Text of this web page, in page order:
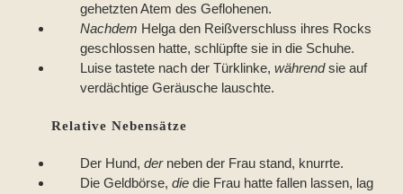
gehetzten Atem des Geflohenen.
Nachdem Helga den Reißverschluss ihres Rocks
geschlossen hatte, schlüpfte sie in die Schuhe.
Luise tastete nach der Türklinke, währendsie auf
verdächtige Geräusche lauschte.
Relative Nebensätze
Der Hund, derneben der Frau stand, knurrte.
Die Geldbörse, die die Frau hatte fallen lassen, lag